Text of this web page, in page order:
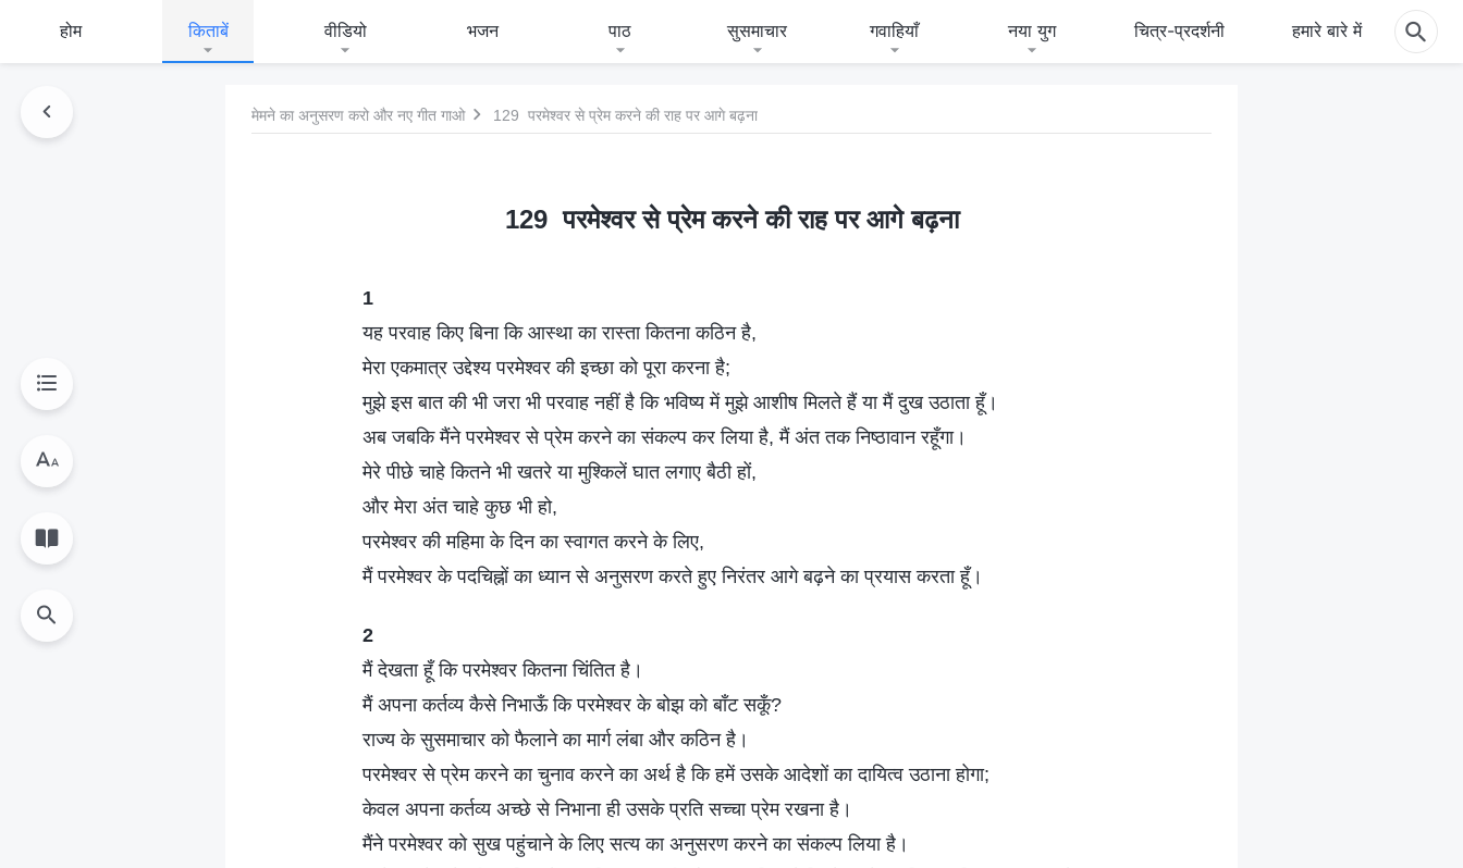
होम किताबें वीडियो भजन पाठ सुसमाचार गवाहियाँ नया युग चित्र-प्रदर्शनी हमारे बारे में
मेमने का अनुसरण करो और नए गीत गाओ 129 परमेश्वर से प्रेम करने की राह पर आगे बढ़ना
129 परमेश्वर से प्रेम करने की राह पर आगे बढ़ना
1
यह परवाह किए बिना कि आस्था का रास्ता कितना कठिन है,
मेरा एकमात्र उद्देश्य परमेश्वर की इच्छा को पूरा करना है;
मुझे इस बात की भी जरा भी परवाह नहीं है कि भविष्य में मुझे आशीष मिलते हैं या मैं दुख उठाता हूँ।
अब जबकि मैंने परमेश्वर से प्रेम करने का संकल्प कर लिया है, मैं अंत तक निष्ठावान रहूँगा।
मेरे पीछे चाहे कितने भी खतरे या मुश्किलें घात लगाए बैठी हों,
और मेरा अंत चाहे कुछ भी हो,
परमेश्वर की महिमा के दिन का स्वागत करने के लिए,
मैं परमेश्वर के पदचिह्नों का ध्यान से अनुसरण करते हुए निरंतर आगे बढ़ने का प्रयास करता हूँ।
2
मैं देखता हूँ कि परमेश्वर कितना चिंतित है।
मैं अपना कर्तव्य कैसे निभाऊँ कि परमेश्वर के बोझ को बाँट सकूँ?
राज्य के सुसमाचार को फैलाने का मार्ग लंबा और कठिन है।
परमेश्वर से प्रेम करने का चुनाव करने का अर्थ है कि हमें उसके आदेशों का दायित्व उठाना होगा;
केवल अपना कर्तव्य अच्छे से निभाना ही उसके प्रति सच्चा प्रेम रखना है।
मैंने परमेश्वर को सुख पहुंचाने के लिए सत्य का अनुसरण करने का संकल्प लिया है।